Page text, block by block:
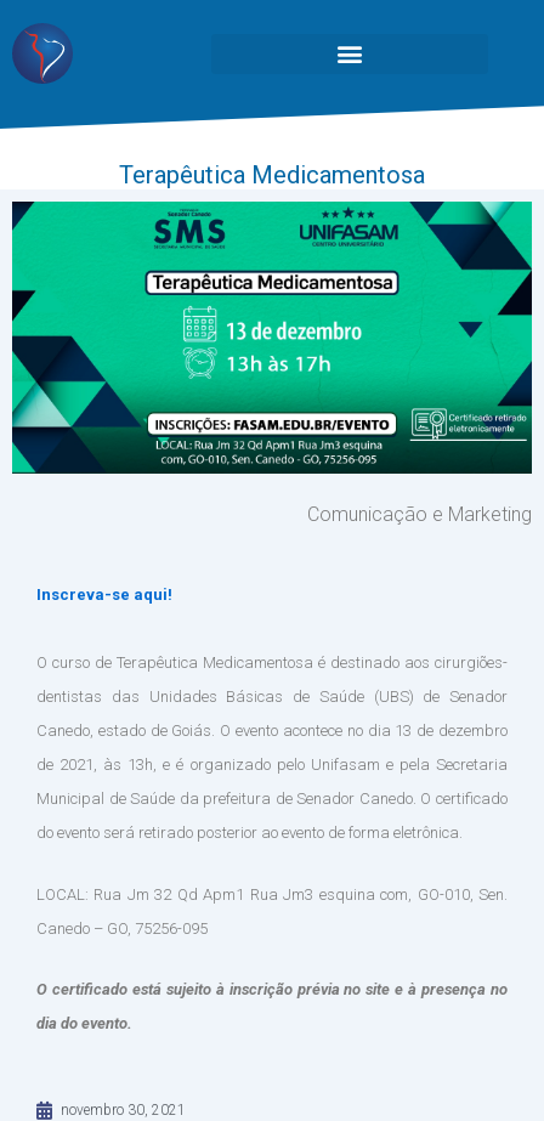
Terapêutica Medicamentosa
Comunicação e Marketing
Inscreva-se aqui!
O curso de Terapêutica Medicamentosa é destinado aos cirurgiões-
dentistas das Unidades Básicas de Saúde (UBS) de Senador
Canedo, estado de Goiás. O evento acontece no dia 13 de dezembro
de 2021, às 13h, e é organizado pelo Unifasam e pela Secretaria
Municipal de Saúde da prefeitura de Senador Canedo. O certificado
do evento será retirado posterior ao evento de forma eletrônica.
LOCAL: Rua Jm 32 Qd Apm1 Rua Jm3 esquina com, GO-010, Sen.
Canedo – GO, 75256-095
O certificado está sujeito à inscrição prévia no site e à presença no
dia do evento.
novembro 30, 2021